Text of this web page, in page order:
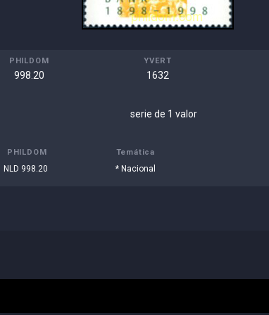
PHILDOM
998.20
YVERT
1632
serie de 1 valor
PHILDOM Temática
NLD 998.20 * Nacional